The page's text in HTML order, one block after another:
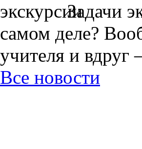
Задачи
самом деле?
учителя и вдруг
Все новости